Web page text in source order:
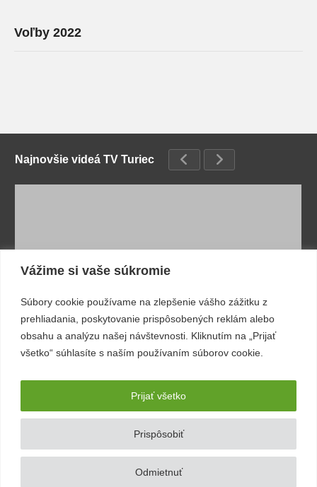
Vážime si vaše súkromie
Súbory cookie používame na zlepšenie vášho zážitku z
prehliadania, poskytovanie prispôsobených reklám alebo
obsahu a analýzu našej návštevnosti. Kliknutím na „Prijať
všetko“ súhlasíte s naším používaním súborov cookie.
Prispôsobiť
Odmietnuť
Prijať všetko
Voľby 2022
Najnovšie videá TV Turiec
0
Pokosené trávniky, upravené chodníky a čisté okolie. O
ADMIN